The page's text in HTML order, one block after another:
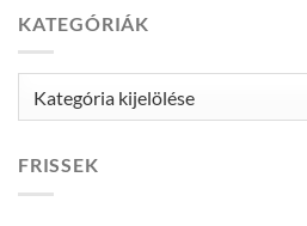
KATEGÓRIÁK
FRISSEK